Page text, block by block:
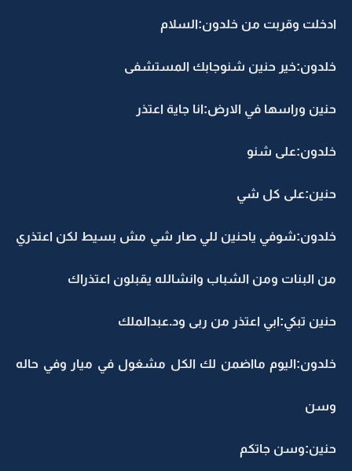
ادخلت وقربت من خلدون:السلام
خلدون:خير حنين شنوجابك المستشفى
حنين وراسها في الارض:انا جاية اعتذر
خلدون:على شنو
حنين:على كل شي
خلدون:شوفي ياحنين للي صار شي مش بسيط لكن اعتذري
من البنات ومن الشباب وانشالله يقبلون اعتذراك
حنين تبكي:ابي اعتذر من ربى ود.عبدالملك
خلدون:اليوم مااضمن لك الكل مشغول في ميار وفي حاله
وسن
حنين:وسن جاتكم